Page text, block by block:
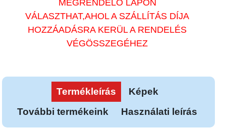
MEGRENDELŐ LAPON
VÁLASZTHAT,AHOL A SZÁLLÍTÁS DÍJA
HOZZÁADÁSRA KERÜL A RENDELÉS
VÉGÖSSZEGÉHEZ
Termékleírás
Képek
További termékeink
Használati leírás